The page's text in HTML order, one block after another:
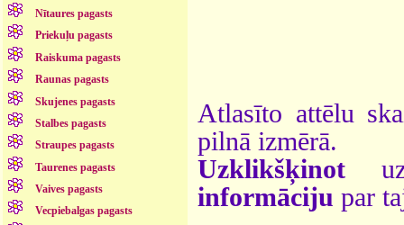
Nītaures pagasts
Priekuļu pagasts
Raiskuma pagasts
Raunas pagasts
Skujenes pagasts
Stalbes pagasts
Straupes pagasts
Taurenes pagasts
Vaives pagasts
Vecpiebalgas pagasts
Atlasīto attēlu
pilnā izmērā.
Uzklikšķinot
informāciju par